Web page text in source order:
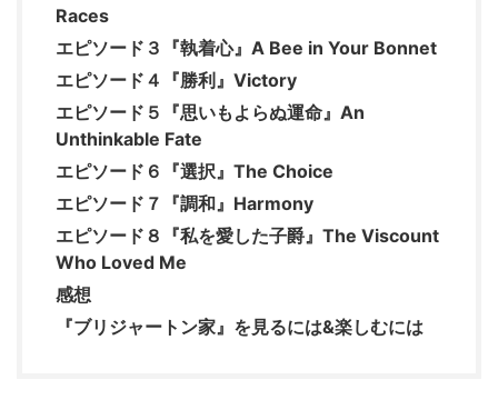
Races
エピソード３『執着心』A Bee in Your Bonnet
エピソード４『勝利』Victory
エピソード５『思いもよらぬ運命』An
Unthinkable Fate
エピソード６『選択』The Choice
エピソード７『調和』Harmony
エピソード８『私を愛した子爵』The Viscount
Who Loved Me
感想
『ブリジャートン家』を見るには&楽しむには